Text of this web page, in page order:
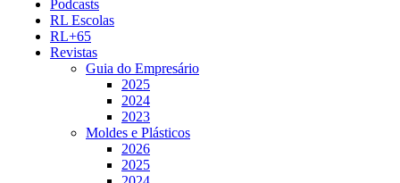
Podcasts
RL Escolas
RL+65
Revistas
Guia do Empresário
2025
2024
2023
Moldes e Plásticos
2026
2025